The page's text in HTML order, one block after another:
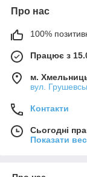
Про нас
100%
Працює з
м.
вул.
Контакти
Сьогодні
Показати